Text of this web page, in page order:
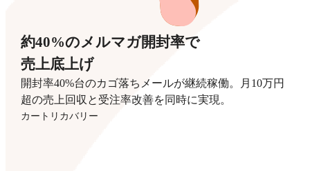
約40%のメルマガ開封率で
売上底上げ
開封率40%台のカゴ落ちメールが継続稼働。月10万円
超の売上回収と受注率改善を同時に実現。
カートリカバリー